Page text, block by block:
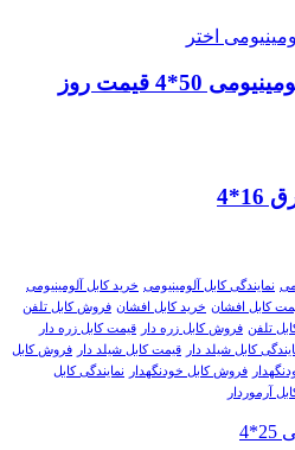
قیمت روز
نمایندگی کابل آلومینیومی خرید کابل آلومینیومی
کابل افشان خرید کابل افشان فروش کابل تلفن
تلفن فروش کابل زره دار
قیمت کابل زره دار
کابل شیلد دار قیمت کابل شیلد دار
فروش کابل
فروش کابل خودنگهدار
نمایندگی کابل
آرموردار